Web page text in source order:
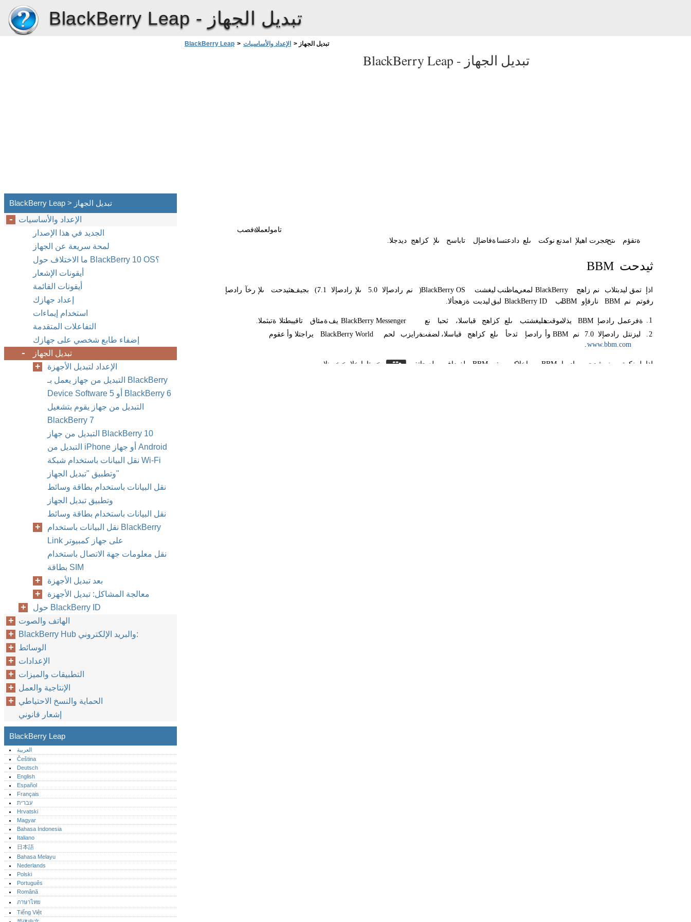
BlackBerry Leap - تبديل الجهاز
BlackBerry Leap > الإعداد والأساسيات > تبديل الجهاز
BlackBerry Leap - تبديل الجهاز
تامولعملاةفصب
ةتقؤم
ىتحعجرت اهيلإ امدنع نوكت ىلع دادعتسا ةفاضإل تاباسح ىلإ كزاهج ديدجلا.
ثيدحت BBM
اذإ تمق ليدبتلاب نم زاهج BlackBerry لمعيماظنب ليغشت BlackBerry OS
) نم رادصإلا 5.0 ىلإ رادصإلا 7.1(، بجيفهثيدحت ىلإ رخآ رادصإ
رفوتم
نم BBM نارقإو BBMـب BlackBerry ID لبق ليدبت ةزهجألا.
1
. ةفرعمل رادصإ BBM يذلاموقتهليغشتب ىلع كزاهج ،قباسلا ثحبا نع BlackBerry Messenger يف ةمئاق تاقيبطتلا ةتبثملا.
2
. ليزنتل رادصإلا 7.0 نم BBM وأ رادصإ ثدحأ ىلع كزاهج ،قباسلا لضفتةرايزب لحم BlackBerry World يراجتلا وأ
عقوم
www.bbm.com
.
اذإ مل نكمتت نم ثيدحت رادصإ BBM صاخلا،كب يف BBM طغضاف ىلع حاتفم < تارايخلا < خسنلا
BlackBerry Leap > تبديل الجهاز
الإعداد والأساسيات
الجديد في هذا الإصدار
لمحة سريعة عن الجهاز
ما الاختلاف حول BlackBerry 10 OS؟
أيقونات الإشعار
أيقونات القائمة
إعداد جهازك
استخدام إيماءات
التفاعلات المتقدمة
إضفاء طابع شخصي على جهازك
تبديل الجهاز
الإعداد لتبديل الأجهزة
التبديل من جهاز يعمل بـ BlackBerry
Device Software 5 أو BlackBerry 6
التبديل من جهاز يقوم بتشغيل
BlackBerry 7
التبديل من جهاز BlackBerry 10
التبديل من iPhone أو جهاز Android
نقل البيانات باستخدام شبكة Wi-Fi
وتطبيق "تبديل الجهاز"
نقل البيانات باستخدام بطاقة وسائط
وتطبيق تبديل الجهاز
نقل البيانات باستخدام بطاقة وسائط
نقل البيانات باستخدام BlackBerry
Link على جهاز كمبيوتر
نقل معلومات جهة الاتصال باستخدام
بطاقة SIM
بعد تبديل الأجهزة
معالجة المشاكل: تبديل الأجهزة
حول BlackBerry ID
الهاتف والصوت
BlackBerry Hub والبريد الإلكتروني:
الوسائط
الإعدادات
التطبيقات والميزات
الإنتاجية والعمل
الحماية والنسخ الاحتياطي
إشعار قانوني
BlackBerry Leap
العربية
Čeština
Deutsch
English
Español
Français
עברית
Hrvatski
Magyar
Bahasa Indonesia
Italiano
日本語
Bahasa Melayu
Nederlands
Polski
Português‎
Română
ภาษาไทย
Tiếng Việt